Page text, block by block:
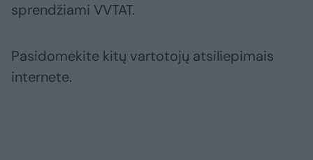
sprendžiami VVTAT.
Pasidomėkite kitų vartotojų atsiliepimais
internete.